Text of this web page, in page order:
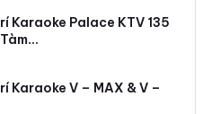
Karaoke Palace KTV 135
Karaoke V – MAX & V –